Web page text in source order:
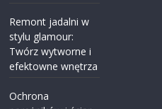
Remont jadalni w
stylu glamour:
Twórz wytworne i
efektowne wnętrza
Ochrona